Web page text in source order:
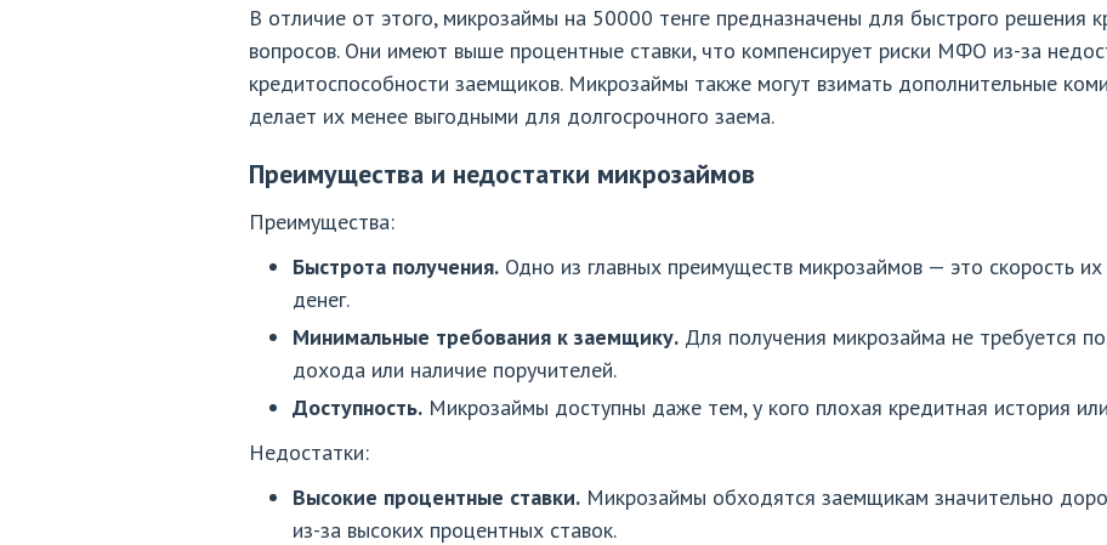
В отличие от этого, микрозаймы на 50000 тенге предназначены для быстрого решения
вопросов. Они имеют выше процентные ставки, что компенсирует риски МФО из-за
кредитоспособности заемщиков. Микрозаймы также могут взимать дополнительные
делает их менее выгодными для долгосрочного заема.
Преимущества и недостатки микрозаймов
Преимущества:
Быстрота получения. Одно из главных преимуществ микрозаймов — это скорость
денег.
Минимальные требования к заемщику. Для получения микрозайма не требуется
дохода или наличие поручителей.
Доступность. Микрозаймы доступны даже тем, у кого плохая кредитная история
Недостатки:
Высокие процентные ставки. Микрозаймы обходятся заемщикам значительно
из-за высоких процентных ставок.